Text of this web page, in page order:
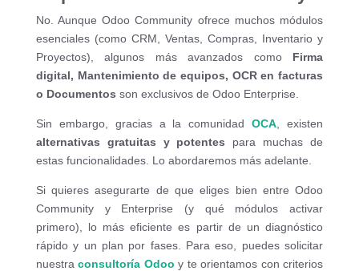
No. Aunque Odoo Community ofrece muchos módulos
esenciales (como CRM, Ventas, Compras, Inventario y
Proyectos), algunos más avanzados como Firma
digital, Mantenimiento de equipos, OCR en facturas
o Documentos son exclusivos de Odoo Enterprise.
Sin embargo, gracias a la comunidadOCA , existen
alternativas gratuitas y potentes para muchas de
estas funcionalidades. Lo abordaremos más adelante.
Si quieres asegurarte de que eliges bien entre Odoo
Community y Enterprise (y qué módulos activar
primero), lo más eficiente es partir de un diagnóstico
rápido y un plan por fases. Para eso, puedes solicitar
nuestraconsultoría Odoo y te orientamos con criterios